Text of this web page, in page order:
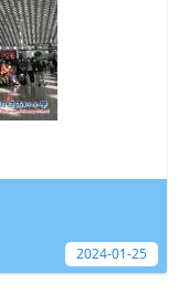
2024-01-25